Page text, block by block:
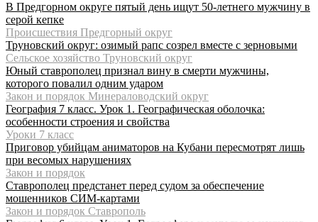
В Предгорном округе пятый день ищут 50-летнего мужчину в
серой кепке
Происшествия Предгорный округ
Труновский округ: озимый рапс созрел вместе с зерновыми
Сельское хозяйство Труновский округ
Юный ставрополец признал вину в смерти мужчины,
которого повалил одним ударом
Закон и порядок Минераловодский округ
География 7 класс. Урок 1. Географическая оболочка:
особенности строения и свойства
Уроки 7 класс
Приговор убийцам аниматоров на Кубани пересмотрят лишь
при весомых нарушениях
Закон и порядок
Ставрополец предстанет перед судом за обеспечение
мошенников СИМ-картами
Закон и порядок Ставрополь